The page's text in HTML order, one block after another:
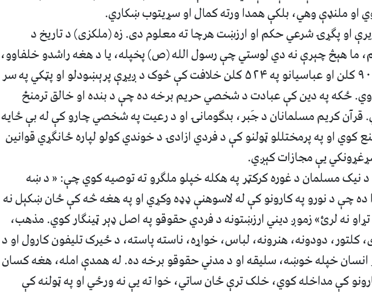
او ملنډې وهي، بلکې همدا ورته کمال او سړیتوب ښکاري.
او پګړۍ شرعي حکم او ارزښت هرچا ته معلوم دی. زه (ملکزی) د تاریخ د
ما هېڅ چېرې نه دي لوستي چې رسول الله (ص) پخپله، یا د هغه راشدو خلفاوو،
امویانو په خپل ۹۰ کلن او عباسیانو په ۵۲۴ کلن خلافت کې څوک د ږیړې پرېښودلو او پټکي په سر
وي. ځکه په دین کې عبادت د شخصي حریم برخه ده چې د بنده او خالق ترمنځ
قرآن کریم مسلمانان د جَبر، بدګومانۍ او د رعیت په شخصي چارو کې له بې‌ ځایه
او په پرمختللو ټولنو کې د فردي ازادۍ د خوندي کولو لپاره ځانګړي قوانین
یې مجازات کېږي.
نیک مسلمان د غوره کرکټر په هکله خپلو ملګرو ته توصیه کوي چې: « د ښه
چې د نورو په کارونو کې له لاسوهنې ډډه وکړي او په هغه څه کې ځان ښکېل نه
نه لرئ» زموږ دیني ارزښتونه د فردي حقوقو په اصل ډېر ټینګار کوي. مذهب،
کلتور، دودونه، هنرونه، لباس، خواړه، ناسته‌ پاسته، د ځیرک تلیفون کارول او د
انسان خپله خوښه، سلیقه او د مدني حقوقو برخه ده. له همدې امله، هغه کسان
کې مداخله کوي، خلک ترې ځان ساتي، خوا ته یې نه ورځي او په ټولنه کې